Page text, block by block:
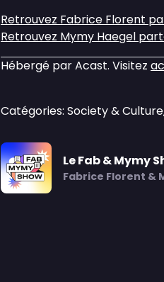
Retrouvez Fabrice Florent
Retrouvez Mymy Haegel
Hébergé par Acast. Visitez
Catégories: Society &
Le Fab & Mymy
Fabrice Florent &